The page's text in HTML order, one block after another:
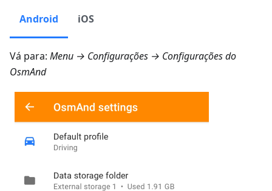
Android iOS
Vá para: Menu → Configurações → Configurações do
OsmAnd